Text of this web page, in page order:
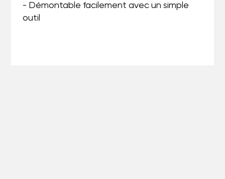
- Démontable facilement avec un simple
outil